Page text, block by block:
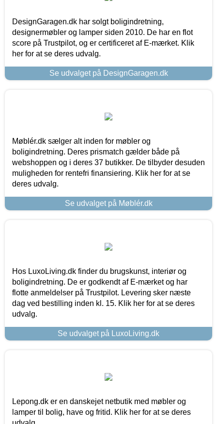
DesignGaragen.dk har solgt boligindretning,
designermøbler og lamper siden 2010. De har en flot
score på Trustpilot, og er certificeret af E-mærket. Klik
her for at se deres udvalg.
Se udvalget på DesignGaragen.dk
Møblér.dk sælger alt inden for møbler og
boligindretning. Deres prismatch gælder både på
webshoppen og i deres 37 butikker. De tilbyder desuden
muligheden for rentefri finansiering. Klik her for at se
deres udvalg.
Se udvalget på Møblér.dk
Hos LuxoLiving.dk finder du brugskunst, interiør og
boligindretning. De er godkendt af E-mærket og har
flotte anmeldelser på Trustpilot. Levering sker næste
dag ved bestilling inden kl. 15. Klik her for at se deres
udvalg.
Se udvalget på LuxoLiving.dk
Lepong.dk er en danskejet netbutik med møbler og
lamper til bolig, have og fritid. Klik her for at se deres